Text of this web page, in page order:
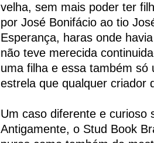
velha, sem mais poder ter
por José Bonifácio ao tio
Esperança, haras onde
não teve merecida
uma filha e essa também
estrela que qualquer criador
Um caso diferente e curioso
Antigamente, o Stud Book